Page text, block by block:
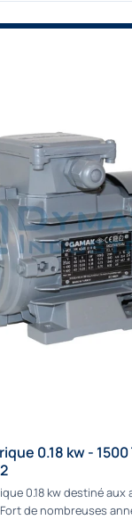
0.18 kw -
0.18 kw destiné aux
de nombreuses